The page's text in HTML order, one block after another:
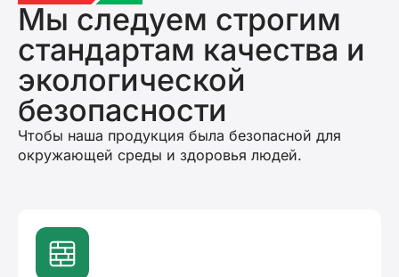
Мы следуем строгим
стандартам качества и
экологической
безопасности
Чтобы наша продукция была безопасной для
окружающей среды и здоровья людей.